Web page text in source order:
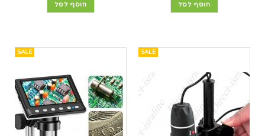
הוסף לסל הוסף לסל
SALE
SALE